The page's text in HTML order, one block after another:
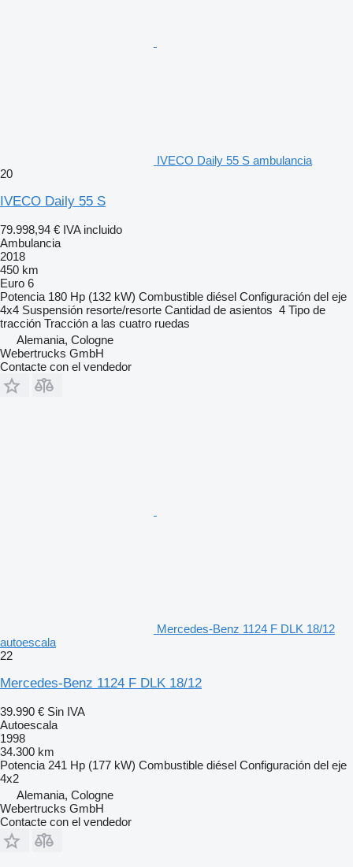
IVECO Daily 55 S ambulancia
20
IVECO Daily 55 S
79.998,94 € IVA incluido
Ambulancia
2018
450 km
Euro 6
Potencia 180 Hp (132 kW) Combustible diésel Configuración del eje
4x4 Suspensión resorte/resorte Cantidad de asientos 4 Tipo de
tracción Tracción a las cuatro ruedas
Alemania, Cologne
Webertrucks GmbH
Contacte con el vendedor
Mercedes-Benz 1124 F DLK 18/12
autoescala
22
Mercedes-Benz 1124 F DLK 18/12
39.990 € Sin IVA
Autoescala
1998
34.300 km
Potencia 241 Hp (177 kW) Combustible diésel Configuración del eje
4x2
Alemania, Cologne
Webertrucks GmbH
Contacte con el vendedor